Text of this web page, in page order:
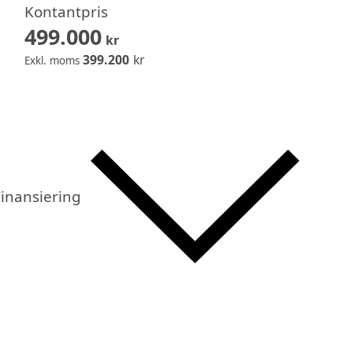
Kontantpris
499.000kr
Exkl. moms 399.200kr